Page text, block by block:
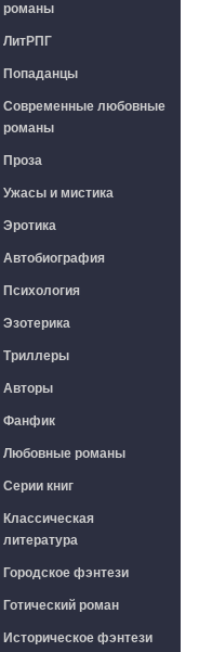
романы
ЛитРПГ
Попаданцы
Современные любовные
романы
Проза
Ужасы и мистика
Эротика
Автобиография
Психология
Эзотерика
Триллеры
Авторы
Фанфик
Любовные романы
Серии книг
Классическая
литература
Городское фэнтези
Готический роман
Историческое фэнтези